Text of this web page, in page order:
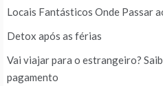
Locais Fantásticos Onde Passar
Detox após as férias
Vai viajar para o estrangeiro?
pagamento